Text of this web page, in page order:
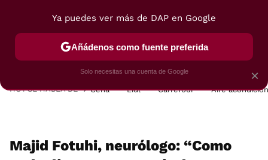
POSTRES VIAJES SELECCIÓN VEGUI
HOY SE HABLA DE Cena Lidl Carrefour Aire
Majid Fotuhi, neurólogo: “Como
×
Ya puedes ver más de DAP en Google
Añádenos como fuente preferida
Solo necesitas una cuenta de Google